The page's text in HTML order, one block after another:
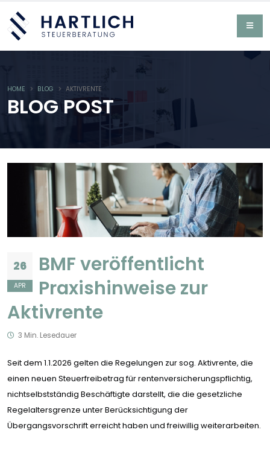
BLOG POST
HOME BLOG AKTIVRENTE
26
APR
BMF veröffentlicht
Praxishinweise zur
Aktivrente
3 Min. Lesedauer
Seit dem 1.1.2026 gelten die Regelungen zur sog. Aktivrente, die
einen neuen Steuerfreibetrag für rentenversicherungspflichtig,
nichtselbstständig Beschäftigte darstellt, die die gesetzliche
Regelaltersgrenze unter Berücksichtigung der
Übergangsvorschrift erreicht haben und freiwillig weiterarbeiten.